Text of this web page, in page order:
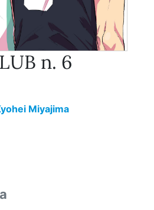
n. 6
Miyajima